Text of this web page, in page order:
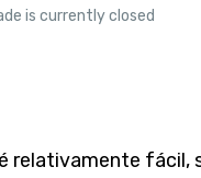
is currently closed
relativamente fácil,